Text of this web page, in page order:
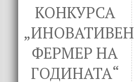
КОНКУРСА
„ИНОВАТИВЕН
ФЕРМЕР НА
ГОДИНАТА“